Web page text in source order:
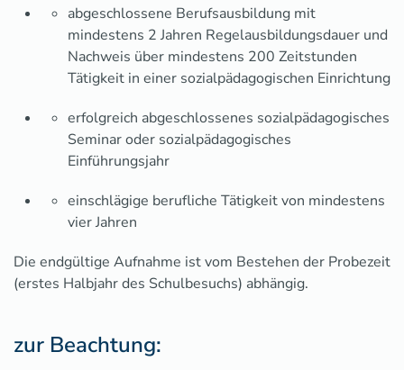
abgeschlossene Berufsausbildung mit
mindestens 2 Jahren Regelausbildungsdauer und
Nachweis über mindestens 200 Zeitstunden
Tätigkeit in einer sozialpädagogischen Einrichtung
erfolgreich abgeschlossenes sozialpädagogisches
Seminar oder sozialpädagogisches
Einführungsjahr
einschlägige berufliche Tätigkeit von mindestens
vier Jahren
Die endgültige Aufnahme ist vom Bestehen der Probezeit
(erstes Halbjahr des Schulbesuchs) abhängig.
zur Beachtung: